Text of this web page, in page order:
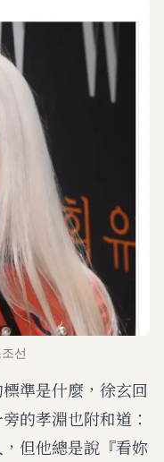
선
準是什麼，徐玄回
的孝淵也附和道：
但他總是說『看妳